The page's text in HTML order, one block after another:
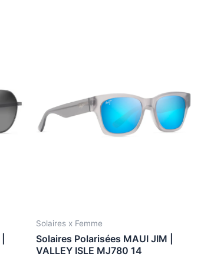
Solaires x Femme
Solaires Polarisées MAUI JIM |
VALLEY ISLE MJ780 14